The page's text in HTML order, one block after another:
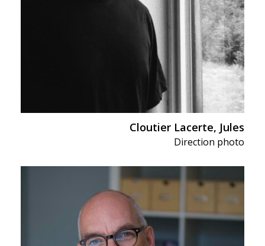
Cloutier Lacerte, Jules
Direction photo